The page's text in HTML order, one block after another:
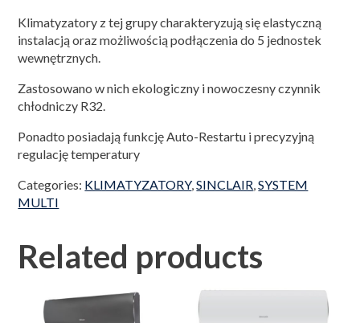
Klimatyzatory z tej grupy charakteryzują się elastyczną
instalacją oraz możliwością podłączenia do 5 jednostek
wewnętrznych.
Zastosowano w nich ekologiczny i nowoczesny czynnik
chłodniczy R32.
Ponadto posiadają funkcję Auto-Restartu i precyzyjną
regulację temperatury
Categories: KLIMATYZATORY,SINCLAIR ,SYSTEM
MULTI
Related products